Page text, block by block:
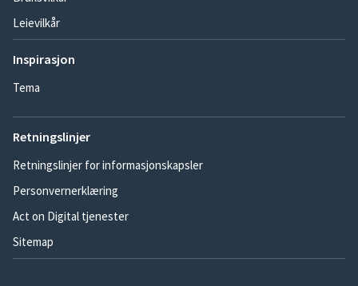
Leievilkår
Inspirasjon
Tema
Retningslinjer
Retningslinjer for informasjonskapsler
Personvernerklæring
Act on Digital tjenester
Sitemap